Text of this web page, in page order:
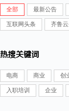
全部 最新公告
互联网头条 齐鲁
热搜关键词
电商 商业 创
入职培训 企业